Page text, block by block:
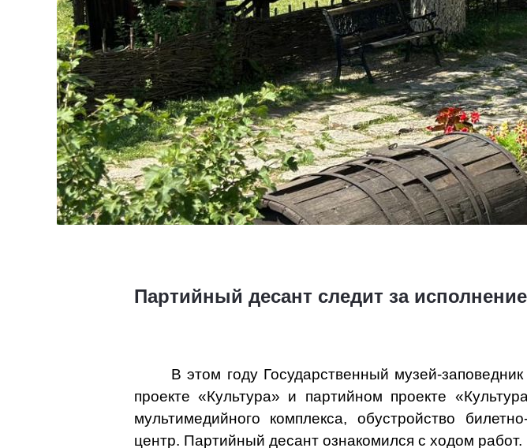
Партийный десант следит за
В этом году Государственный музей-
проекте «Культура» и партийном проекте
мультимедийного комплекса, обустройство
центр. Партийный десант ознакомился с ходом работ.